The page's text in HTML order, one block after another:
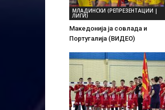
МЛАДИНСКИ (РЕПРЕЗЕНТАЦИИ |
ЛИГИ)
Македонија ја совлада и
Португалија (ВИДЕО)